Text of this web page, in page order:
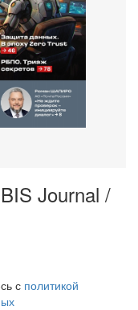
Journal /
с политикой